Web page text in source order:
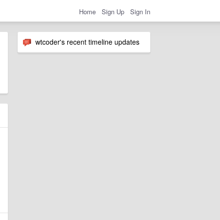
Home Sign Up Sign In
wtcoder's recent timeline updates